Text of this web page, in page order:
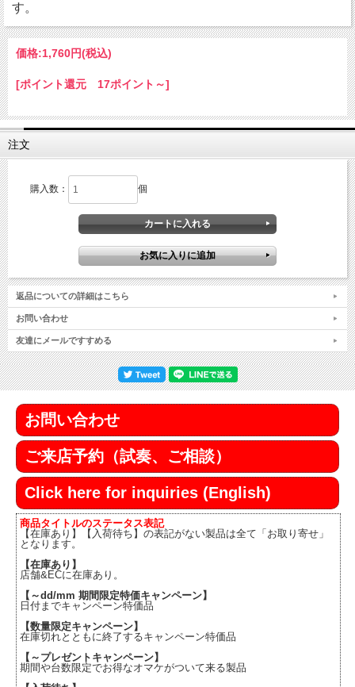
す。
価格:1,760円(税込)
[ポイント還元 17ポイント～]
注文
購入数： 個
返品についての詳細はこちら
お問い合わせ
友達にメールですすめる
お問い合わせ
ご来店予約（試奏、ご相談）
Click here for inquiries (English)
商品タイトルのステータス表記
【在庫あり】【入荷待ち】の表記がない製品は全て「お取り寄せ」
となります。
【在庫あり】
店舗&ECに在庫あり。
【～dd/mm 期間限定特価キャンペーン】
日付までキャンペーン特価品
【数量限定キャンペーン】
在庫切れとともに終了するキャンペーン特価品
【～プレゼントキャンペーン】
期間や台数限定でお得なオマケがついて来る製品